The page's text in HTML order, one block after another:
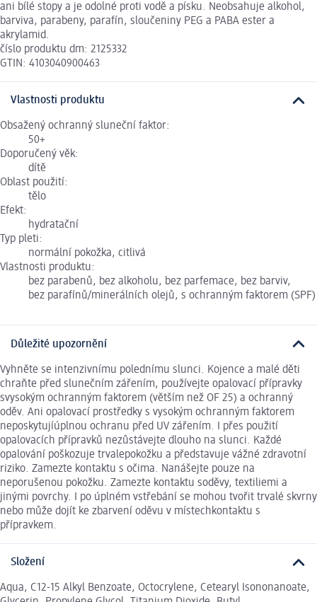
ani bílé stopy a je odolné proti vodě a písku. Neobsahuje alkohol,
barviva, parabeny, parafín, sloučeniny PEG a PABA ester a
akrylamid.
číslo produktu dm: 2125332
GTIN: 4103040900463
Vlastnosti produktu
Obsažený ochranný sluneční faktor:
50+
Doporučený věk:
dítě
Oblast použití:
tělo
Efekt:
hydratační
Typ pleti:
normální pokožka, citlivá
Vlastnosti produktu:
bez parabenů, bez alkoholu, bez parfemace, bez barviv,
bez parafínů/minerálních olejů, s ochranným faktorem (SPF)
Důležité upozornění
Vyhněte se intenzivnímu polednímu slunci. Kojence a malé děti
chraňte před slunečním zářením, používejte opalovací přípravky
svysokým ochranným faktorem (větším než OF 25) a ochranný
oděv. Ani opalovací prostředky s vysokým ochranným faktorem
neposkytujíúplnou ochranu před UV zářením. I přes použití
opalovacích přípravků nezůstávejte dlouho na slunci. Každé
opalování poškozuje trvalepokožku a představuje vážné zdravotní
riziko. Zamezte kontaktu s očima. Nanášejte pouze na
neporušenou pokožku. Zamezte kontaktu soděvy, textiliemi a
jinými povrchy. I po úplném vstřebání se mohou tvořit trvalé skvrny
nebo může dojít ke zbarvení oděvu v místechkontaktu s
přípravkem.
Složení
Aqua, C12-15 Alkyl Benzoate, Octocrylene, Cetearyl Isononanoate,